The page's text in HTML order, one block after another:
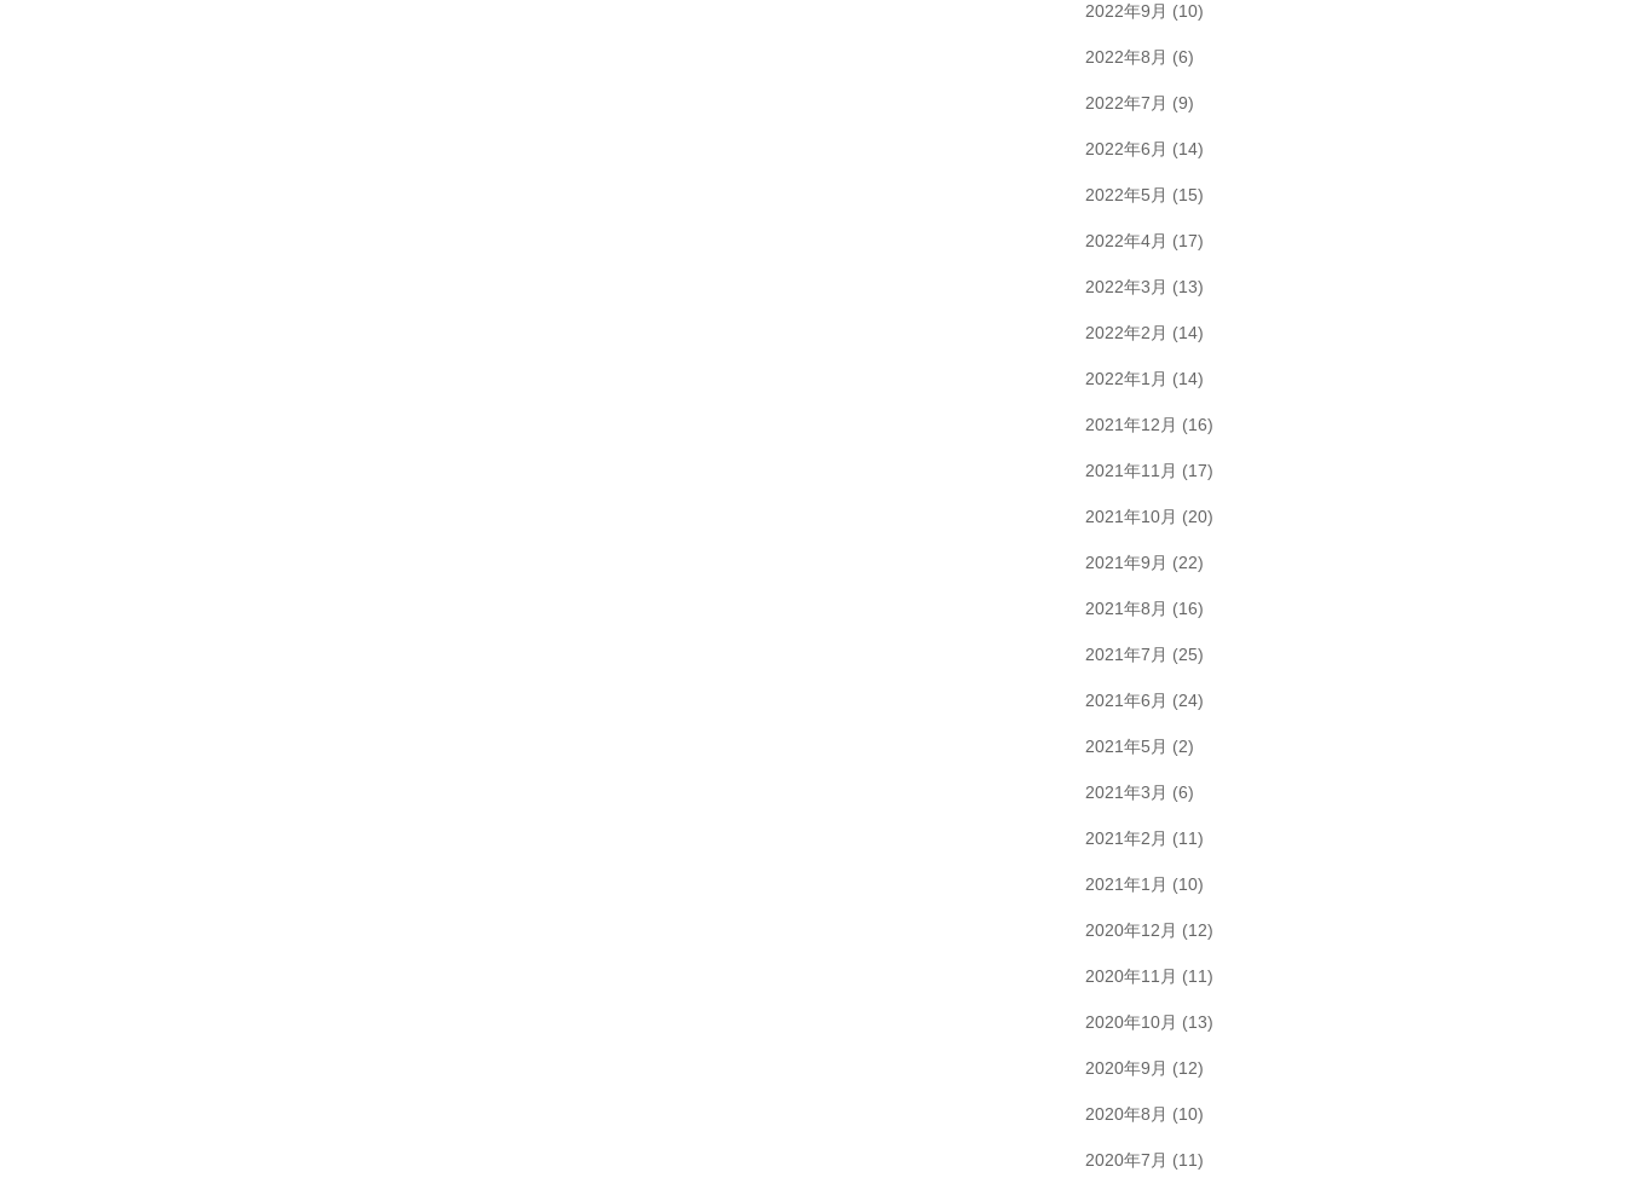
2022年9月 (10)
2022年8月 (6)
2022年7月 (9)
2022年6月 (14)
2022年5月 (15)
2022年4月 (17)
2022年3月 (13)
2022年2月 (14)
2022年1月 (14)
2021年12月 (16)
2021年11月 (17)
2021年10月 (20)
2021年9月 (22)
2021年8月 (16)
2021年7月 (25)
2021年6月 (24)
2021年5月 (2)
2021年3月 (6)
2021年2月 (11)
2021年1月 (10)
2020年12月 (12)
2020年11月 (11)
2020年10月 (13)
2020年9月 (12)
2020年8月 (10)
2020年7月 (11)